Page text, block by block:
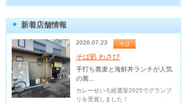
新着店舗情報
2026.07.23 そば
そば処 わさび
手打ち蕎麦と海鮮丼ランチが人気
の蕎...
カレーせいろ総選挙2025でグランプ
リを受賞しました！